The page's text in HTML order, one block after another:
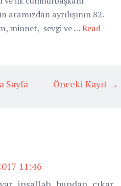
ayrılışının 82.
minnet, sevgi ve …Read
Önceki Kayıt →
Sayfa
11:46